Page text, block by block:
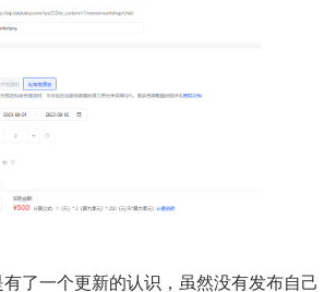
了一个更新的认识，虽然没有发布自己